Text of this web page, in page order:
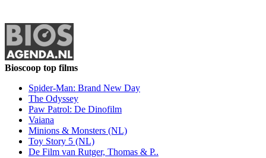
Bioscoop top films
Spider-Man: Brand New Day
The Odyssey
Paw Patrol: De Dinofilm
Vaiana
Minions & Monsters (NL)
Toy Story 5 (NL)
De Film van Rutger, Thomas & P..